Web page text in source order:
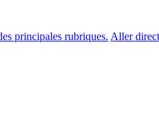
principales rubriques. Aller